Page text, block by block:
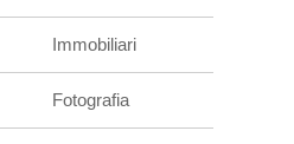
Immobiliari
Fotografia